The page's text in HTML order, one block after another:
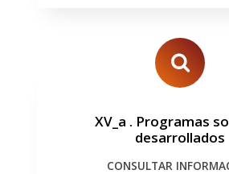
XV_a . Programas
desarrollados
CONSULTAR